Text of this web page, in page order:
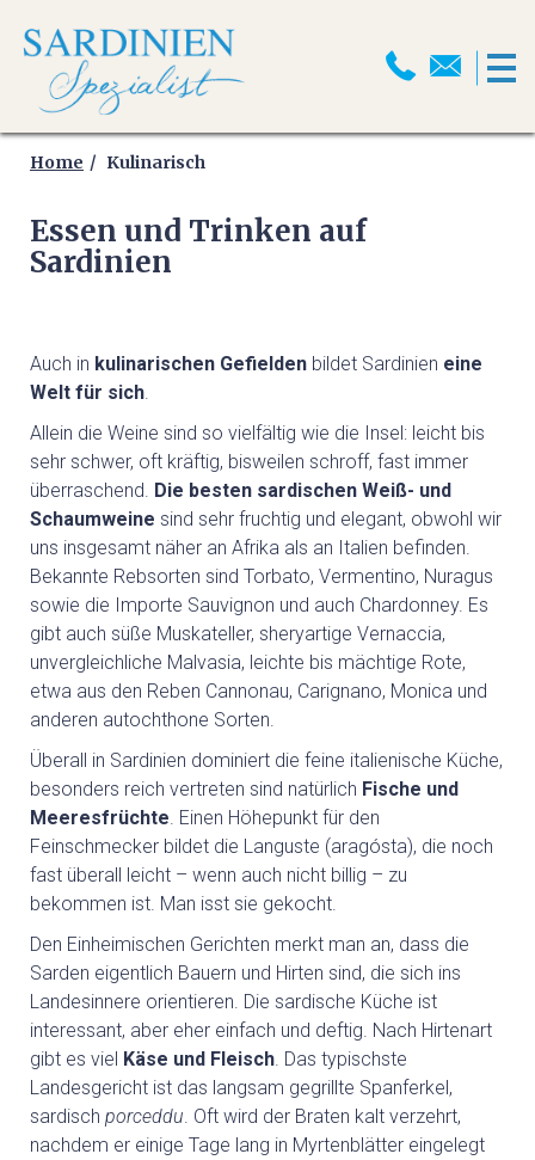
MOTORRADREISEN
MOTORRADPROGRAMM
2026
SELBSTFAHRER
MOTORRADTOUREN
GEFÜHRTE MOTORRADTOUREN
GOLF
GOLFPLÄTZE
GOLFREISEN SARDINIEN
GOLFREISEN WELTWEIT
RUNDREISEN
MIETWAGEN RUNDREISE
GRUPPENREISEN
BED & BREAKFAST
Home Kulinarisch
Essen und Trinken auf
Sardinien
Auch in kulinarischen Gefielden bildet Sardinien eine
Welt für sich.
Allein die Weine sind so vielfältig wie die Insel: leicht bis
sehr schwer, oft kräftig, bisweilen schroff, fast immer
überraschend. Die besten sardischen Weiß- und
Schaumweine sind sehr fruchtig und elegant, obwohl wir
uns insgesamt näher an Afrika als an Italien befinden.
Bekannte Rebsorten sind Torbato, Vermentino, Nuragus
sowie die Importe Sauvignon und auch Chardonney. Es
gibt auch süße Muskateller, sheryartige Vernaccia,
unvergleichliche Malvasia, leichte bis mächtige Rote,
etwa aus den Reben Cannonau, Carignano, Monica und
anderen autochthone Sorten.
Überall in Sardinien dominiert die feine italienische Küche,
besonders reich vertreten sind natürlich Fische und
Meeresfrüchte. Einen Höhepunkt für den
Feinschmecker bildet die Languste (aragósta), die noch
fast überall leicht – wenn auch nicht billig – zu
bekommen ist. Man isst sie gekocht.
Den Einheimischen Gerichten merkt man an, dass die
Sarden eigentlich Bauern und Hirten sind, die sich ins
Landesinnere orientieren. Die sardische Küche ist
interessant, aber eher einfach und deftig. Nach Hirtenart
gibt es viel Käse und Fleisch. Das typischste
Landesgericht ist das langsam gegrillte Spanferkel,
sardisch porceddu. Oft wird der Braten kalt verzehrt,
nachdem er einige Tage lang in Myrtenblätter eingelegt